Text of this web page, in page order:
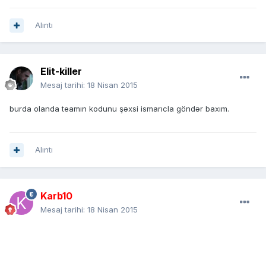
Alıntı
Elit-killer
Mesaj tarihi: 18 Nisan 2015
burda olanda teamın kodunu şəxsi ismarıcla göndər baxım.
Alıntı
Karb10
Mesaj tarihi: 18 Nisan 2015